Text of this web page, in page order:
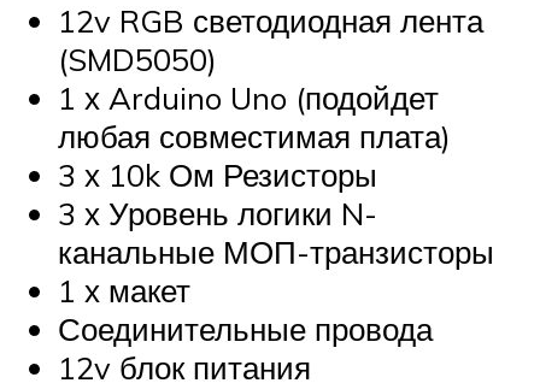
12v RGB светодиодная лента
(SMD5050)
1 х Arduino Uno (подойдет
любая совместимая плата)
3 х 10k Ом Резисторы
3 х Уровень логики N-
канальные МОП-транзисторы
1 х макет
Соединительные провода
12v блок питания